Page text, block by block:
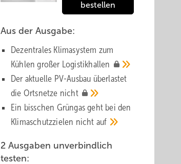
bestellen
Aus der Ausgabe:
Dezentrales Klimasystem zum
Kühlen großer Logistik­hallen
Der aktuelle PV-Ausbau über­lastet
die Orts­netze nicht
Ein bisschen Grüngas geht bei den
Klima­schutz­zielen nicht auf
2 Ausgaben unverbindlich
testen: